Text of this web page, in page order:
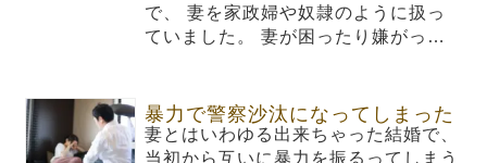
で、 妻を家政婦や奴隷のように扱っ
ていました。 妻が困ったり嫌がっ…
暴力で警察沙汰になってしまった
妻とはいわゆる出来ちゃった結婚で、
当初から互いに暴力を振るってしまう